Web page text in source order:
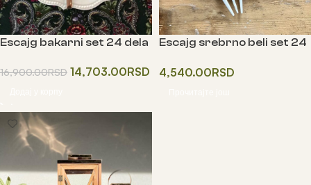
Escajg bakarni set 24 dela
16,900.00RSD 14,703.00RSD
Escajg srebrno beli set 24
4,540.00RSD